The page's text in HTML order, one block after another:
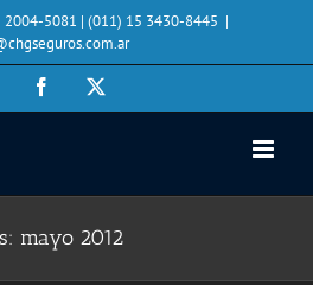
2004-5081 | (011) 15 3430-8445 |
Facebook
mayo 2012